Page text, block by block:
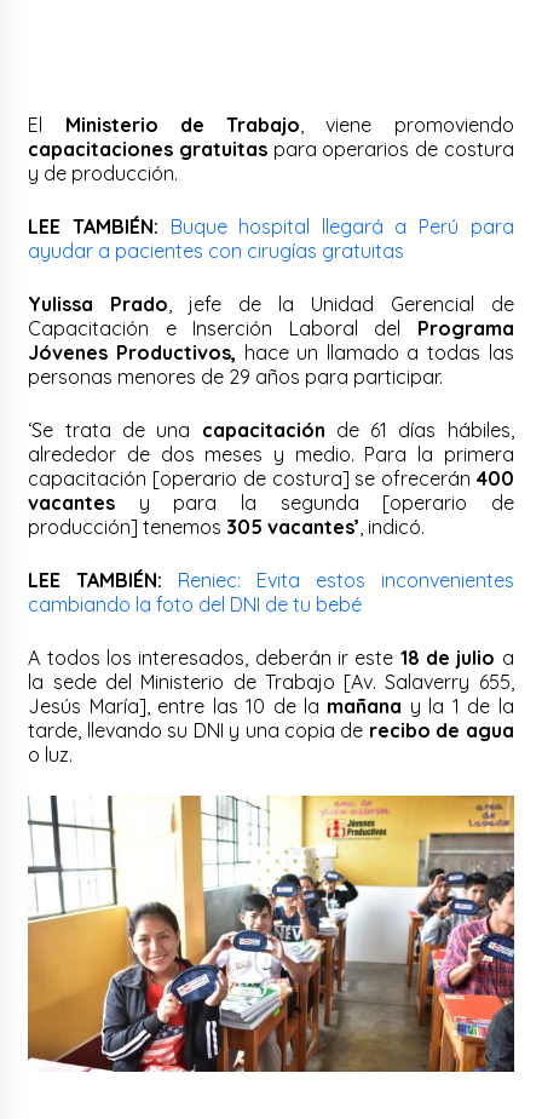
El Ministerio de Trabajo , viene promoviendo
capacitaciones gratuitaspara operarios de costura
y de producción.
LEE TAMBIÉN: Buque hospital llegará a Perú para
ayudar a pacientes con cirugías gratuitas
Yulissa Prado , jefe de la Unidad Gerencial de
Capacitación e Inserción Laboral del Programa
Jóvenes Productivos, hace un llamado a todas las
personas menores de 29 años para participar.
‘Se trata de una capacitación de 61 días hábiles,
alrededor de dos meses y medio. Para la primera
capacitación [operario de costura] se ofrecerán 400
vacantes y para la segunda [operario de
producción] tenemos 305 vacantes’ , indicó.
LEE TAMBIÉN: Reniec: Evita estos inconvenientes
cambiando la foto del DNI de tu bebé
A todos los interesados, deberán ir este 18 de julio a
la sede del Ministerio de Trabajo [Av. Salaverry 655,
Jesús María], entre las 10 de la mañana y la 1 de la
tarde, llevando su DNI y una copia de recibo de agua
o luz.